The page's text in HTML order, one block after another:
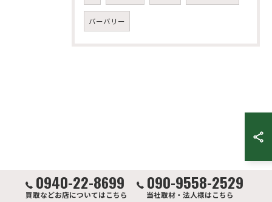
バーバリー
0940-22-8699
買取などお店についてはこちら
090-9558-2529
当社取材・法人様はこちら